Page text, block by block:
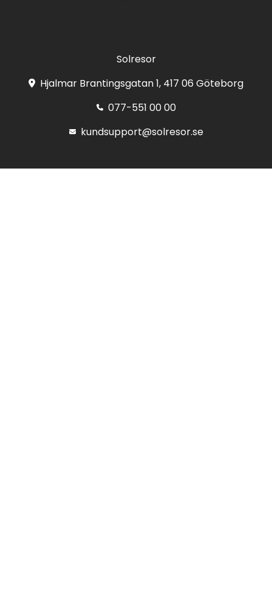
Solresor
Hjalmar Brantingsgatan 1, 417 06 Göteborg
077-551 00 00
kundsupport@solresor.se